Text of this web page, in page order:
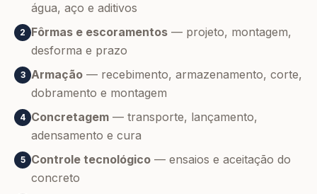
água, aço e aditivos
2 Fôrmas e escoramentos — projeto, montagem,
desforma e prazo
3 Armação — recebimento, armazenamento, corte,
dobramento e montagem
4 Concretagem — transporte, lançamento,
adensamento e cura
5 Controle tecnológico — ensaios e aceitação do
concreto